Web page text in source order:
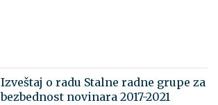
Izveštaj o radu Stalne radne grupe za
bezbednost novinara 2017-2021